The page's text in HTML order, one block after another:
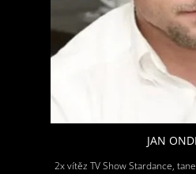
JAN
2x vítěz TV Show Stardance,